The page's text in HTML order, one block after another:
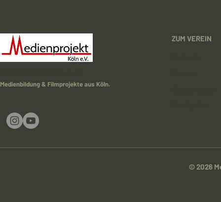
Medienbildung & Filmprojekte aus Köln.
ZUM VEREIN
© 2026